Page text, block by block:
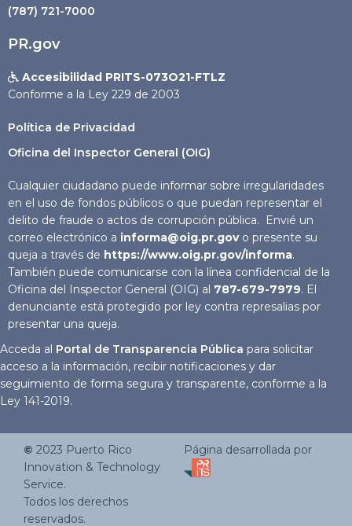
(787) 721-7000
PR.gov
 Accesibilidad PRITS-073O21-FTLZ
Conforme a la Ley 229 de 2003
Política de Privacidad
Oficina del Inspector General (OIG)
Cualquier ciudadano puede informar sobre irregularidades
en el uso de fondos públicos o que puedan representar el
delito de fraude o actos de corrupción pública. Envié un
correo electrónico a informa@oig.pr.govo presente su
queja a través de https://www.oig.pr.gov/informa.
También puede comunicarse con la línea confidencial de la
Oficina del Inspector General (OIG) al 787-679-7979. El
denunciante está protegido por ley contra represalias por
presentar una queja.
Acceda al Portal de Transparencia Pública para solicitar
acceso a la información, recibir notificaciones y dar
seguimiento de forma segura y transparente, conforme a la
Ley 141-2019.
© 2023 Puerto Rico
Innovation & Technology
Service.
Todos los derechos
reservados.
Página desarrollada por